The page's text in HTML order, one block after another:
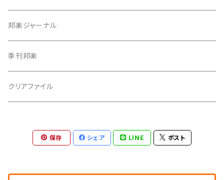
つぼシール
撥皮・撥皮のり
胴板
つや布巾
邦楽ジャーナル
季刊邦楽
クリアファイル
保存 シェア LINE ポスト